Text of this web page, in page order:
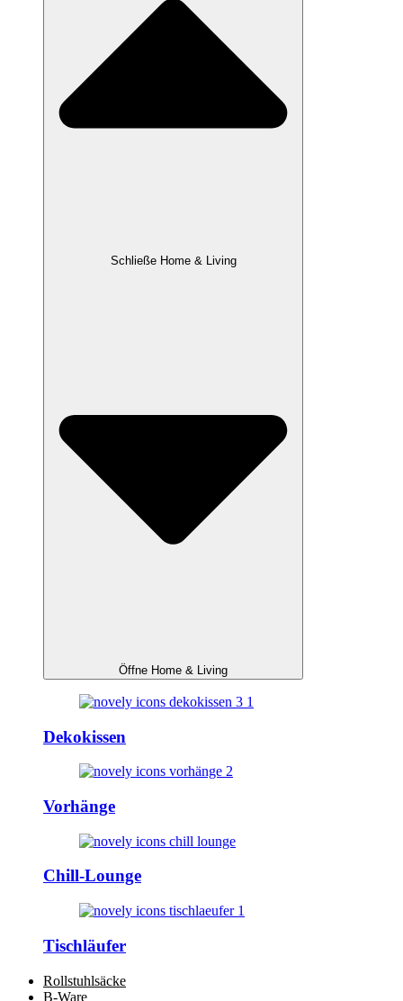
Schließe Home & Living
Öffne Home & Living
Dekokissen
Vorhänge
Chill-Lounge
Tischläufer
Rollstuhlsäcke
B-Ware